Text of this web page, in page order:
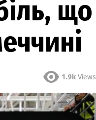
що
1.9k Views